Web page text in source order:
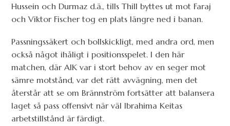
Hussein och Durmaz d.ä., tills Thill byttes ut mot Faraj
och Viktor Fischer tog en plats längre ned i banan.
Passningssäkert och bollskickligt, med andra ord, men
också något ihåligt i positionsspelet. I den här
matchen, där AIK var i stort behov av en seger mot
sämre motstånd, var det rätt avvägning, men det
återstår att se om Brännström fortsätter att balansera
laget så pass offensivt när väl Ibrahima Keitas
arbetstillstånd är färdigt.